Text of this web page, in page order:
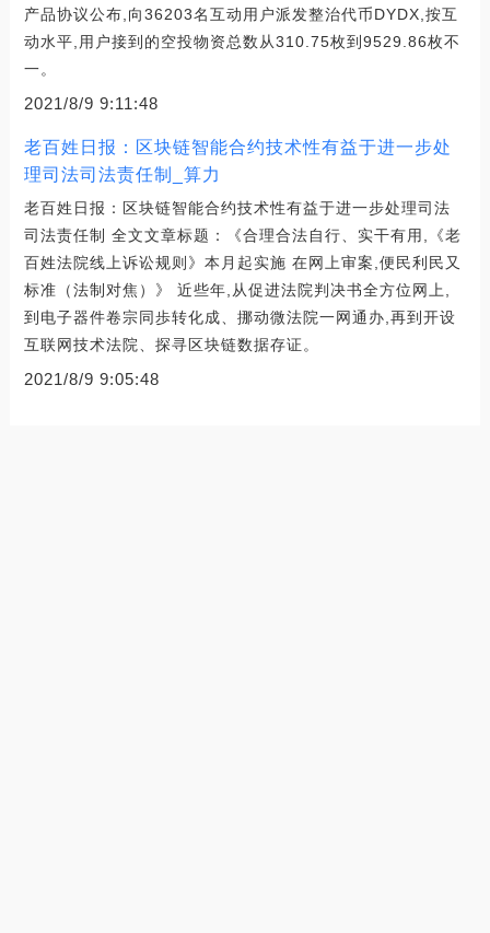
产品协议公布,向36203名互动用户派发整治代币DYDX,按互
动水平,用户接到的空投物资总数从310.75枚到9529.86枚不
一。
2021/8/9 9:11:48
老百姓日报：区块链智能合约技术性有益于进一步处
理司法司法责任制_算力
老百姓日报：区块链智能合约技术性有益于进一步处理司法
司法责任制 全文文章标题：《合理合法自行、实干有用,《老
百姓法院线上诉讼规则》本月起实施 在网上审案,便民利民又
标准（法制对焦）》 近些年,从促进法院判决书全方位网上,
到电子器件卷宗同歩转化成、挪动微法院一网通办,再到开设
互联网技术法院、探寻区块链数据存证。
2021/8/9 9:05:48